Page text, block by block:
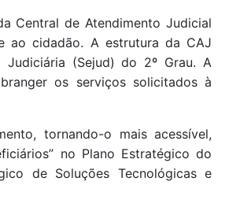
Central de Atendimento Judicial
ao cidadão. A estrutura da CAJ
(Sejud) do 2º Grau. A
os serviços solicitados à
tornando-o mais acessível,
no Plano Estratégico do
de Soluções Tecnológicas e